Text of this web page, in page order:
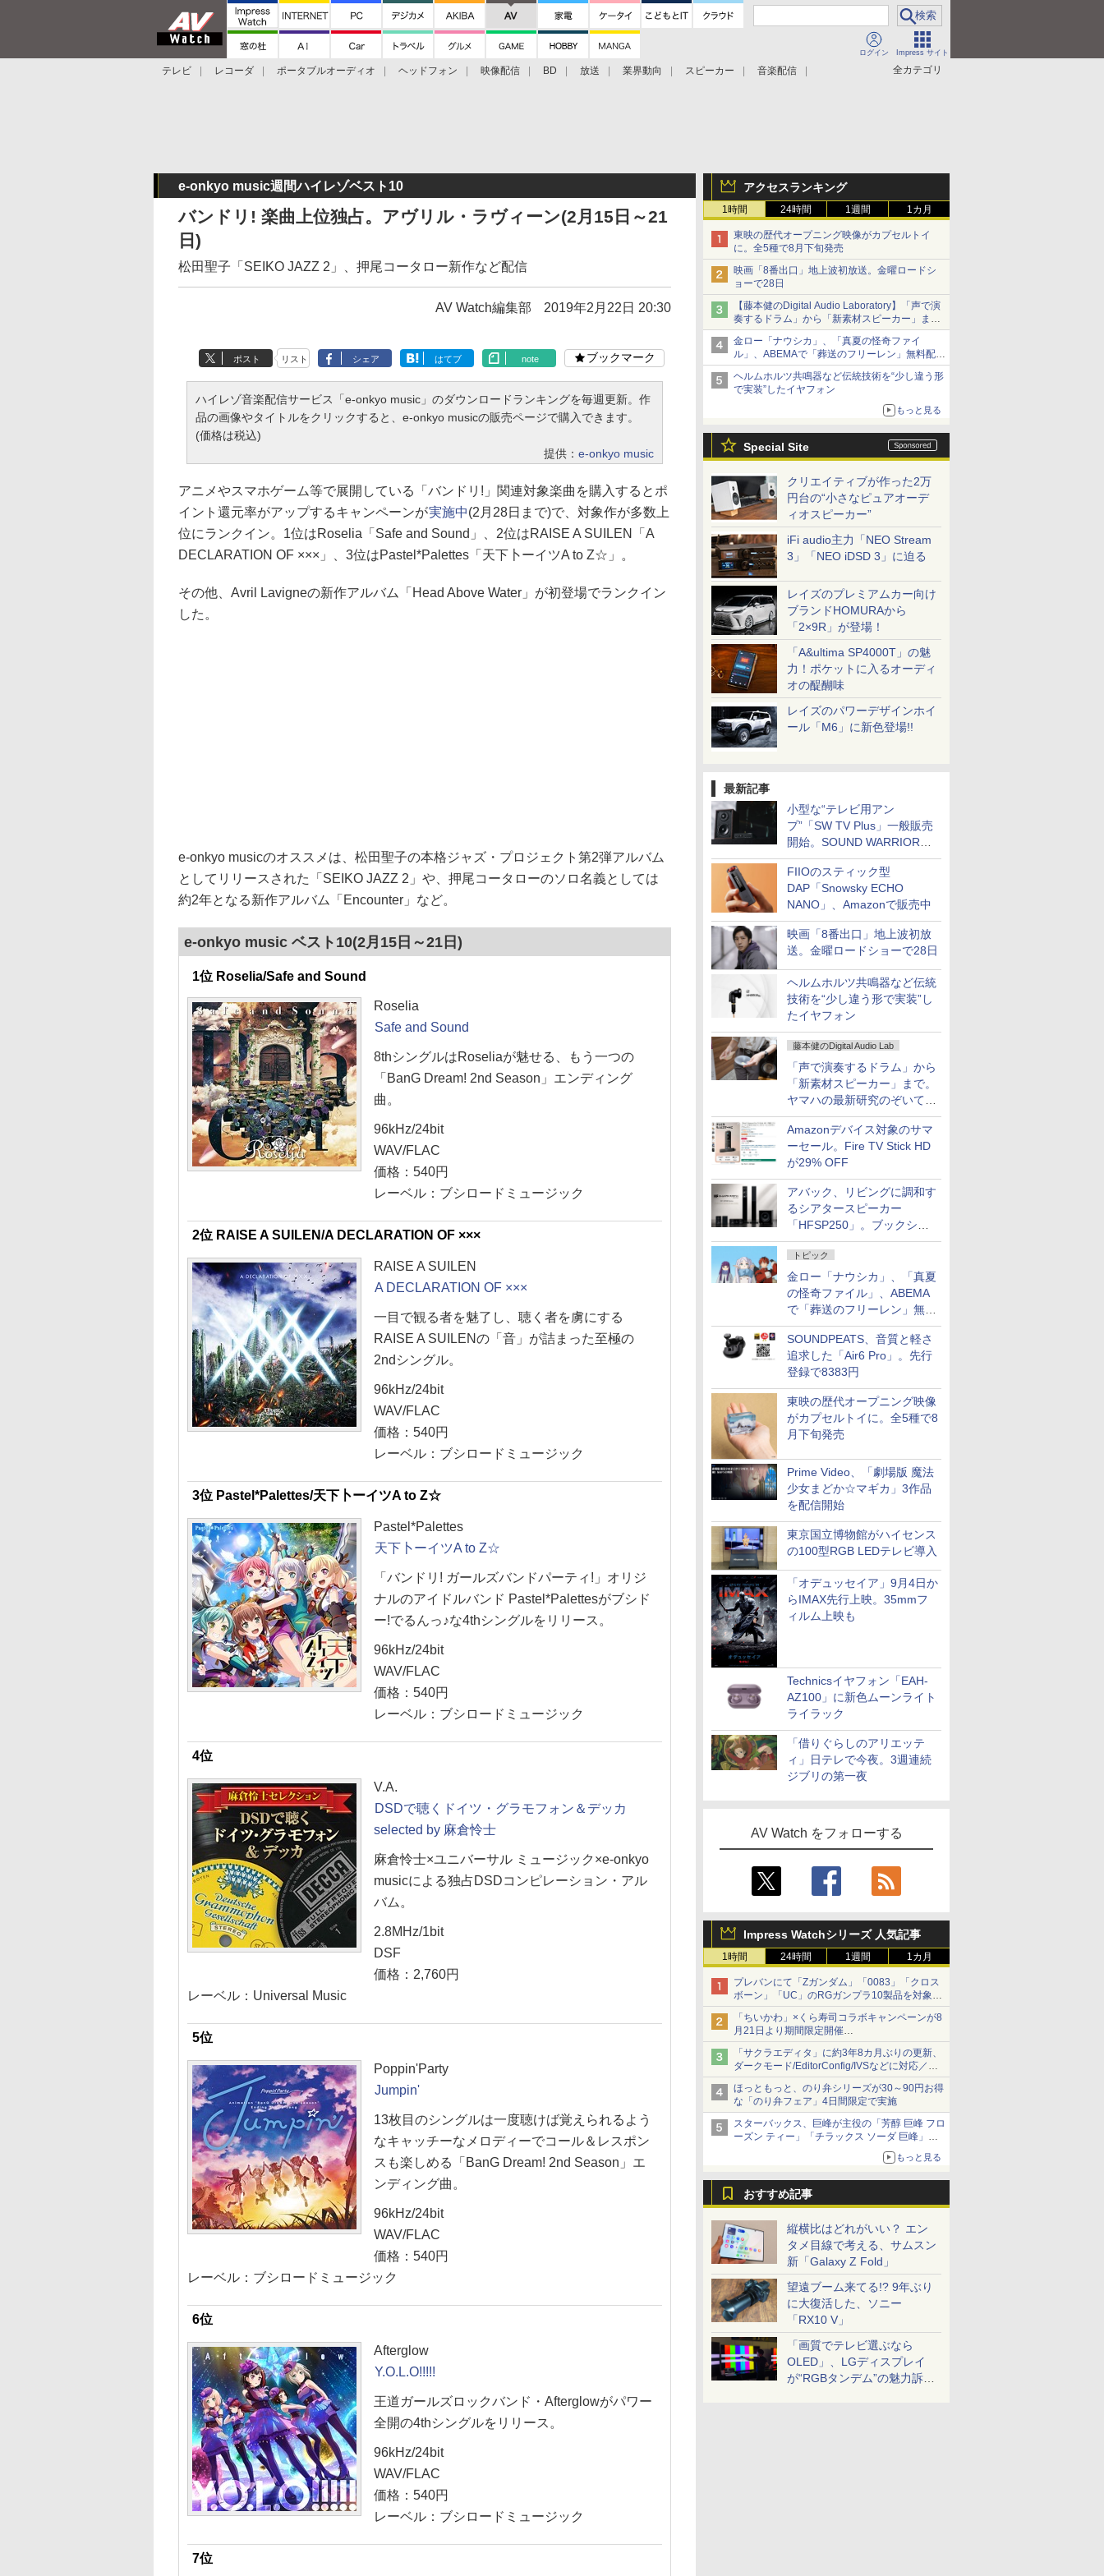
ログイン Impress サイト
全カテゴリ
テレビ レコーダ ポータブルオーディオ ヘッドフォン 映像配信 BD 放送 業界動向 スピーカー
音楽配信
アクセスランキング
1時間 24時間 1週間 1カ月
東映の歴代オープニング映像がカプセルトイ
に。全5種で8月下旬発売
映画「8番出口」地上波初放送。金曜ロードシ
ョーで28日
【藤本健のDigital Audio Laboratory】「声で演
奏するドラム」から「新素材スピーカー」ま
で。ヤマハの最新研究のぞいてきた
金ロー「ナウシカ」、「真夏の怪奇ファイ
ル」、ABEMAで「葬送のフリーレン」無料配信
など。夏の特番・配信情報
ヘルムホルツ共鳴器など伝統技術を“少し違う形
で実装”したイヤフォン
もっと見る
Special Site
クリエイティブが作った2万
円台の“小さなピュアオーデ
ィオスピーカー”
iFi audio主力「NEO Stream
3」「NEO iDSD 3」に迫る
レイズのプレミアムカー向け
ブランドHOMURAから
「2×9R」が登場！
「A&ultima SP4000T」の魅
力！ポケットに入るオーディ
オの醍醐味
レイズのパワーデザインホイ
ール「M6」に新色登場!!
最新記事
小型な“テレビ用アン
プ”「SW TV Plus」一般販売
開始。SOUND WARRIORか
ら
FIIOのスティック型
DAP「Snowsky ECHO
NANO」、Amazonで販売中
映画「8番出口」地上波初放
送。金曜ロードショーで28日
ヘルムホルツ共鳴器など伝統
技術を“少し違う形で実装”し
たイヤフォン
藤本健のDigital Audio Lab
「声で演奏するドラム」から
「新素材スピーカー」まで。
ヤマハの最新研究のぞいてき
た
Amazonデバイス対象のサマ
ーセール。Fire TV Stick HD
が29% OFF
アバック、リビングに調和す
るシアタースピーカー
「HFSP250」。ブックシェ
ルフはペア3万円以下
トピック
金ロー「ナウシカ」、「真夏
の怪奇ファイル」、ABEMA
で「葬送のフリーレン」無料
配信など。夏の特番・配信情
報
SOUNDPEATS、音質と軽さ
追求した「Air6 Pro」。先行
登録で8383円
東映の歴代オープニング映像
がカプセルトイに。全5種で8
月下旬発売
Prime Video、「劇場版 魔法
少女まどか☆マギカ」3作品
を配信開始
東京国立博物館がハイセンス
の100型RGB LEDテレビ導入
「オデュッセイア」9月4日か
らIMAX先行上映。35mmフ
ィルム上映も
Technicsイヤフォン「EAH-
AZ100」に新色ムーンライト
ライラック
「借りぐらしのアリエッテ
ィ」日テレで今夜。3週連続
ジブリの第一夜
AV Watch をフォローする
Impress Watchシリーズ 人気記事
1時間 24時間 1週間 1カ月
プレバンにて「Zガンダム」「0083」「クロス
ボーン」「UC」のRGガンプラ10製品を対象に
した抽選販売が8月10日11時より実施！
「ちいかわ」×くら寿司コラボキャンペーンが8
月21日より期間限定開催
オリジナルの湯呑みや寿司皿が景品に登場！
「サクラエディタ」に約3年8カ月ぶりの更新、
ダークモード/EditorConfig/IVSなどに対応／複
数の脆弱性に対処したセキュリティアップデー
ト
ほっともっと、のり弁シリーズが30～90円お得
な「のり弁フェア」4日間限定で実施
スターバックス、巨峰が主役の「芳醇 巨峰 フロ
ーズン ティー」「チラックス ソーダ 巨峰」発
もっと見る
おすすめ記事
縦横比はどれがいい？ エン
タメ目線で考える、サムスン
新「Galaxy Z Fold」
望遠ブーム来てる!? 9年ぶり
に大復活した、ソニー
「RX10 V」
「画質でテレビ選ぶなら
OLED」、LGディスプレイ
が“RGBタンデム”の魅力訴
e-onkyo music週間ハイレゾベスト10
バンドリ! 楽曲上位独占。アヴリル・ラヴィーン(2月15日～21
日)
松田聖子「SEIKO JAZZ 2」、押尾コータロー新作など配信
AV Watch編集部 2019年2月22日 20:30
ポスト リスト シェア はてブ note ブックマーク
ハイレゾ音楽配信サービス「e-onkyo music」のダウンロードランキングを毎週更新。作
品の画像やタイトルをクリックすると、e-onkyo musicの販売ページで購入できます。
(価格は税込)
提供： e-onkyo music
アニメやスマホゲーム等で展開している「バンドリ!」関連対象楽曲を購入するとポ
イント還元率がアップするキャンペーンが実施中(2月28日まで)で、対象作が多数上
位にランクイン。1位はRoselia「Safe and Sound」、2位はRAISE A SUILEN「A
DECLARATION OF ×××」、3位はPastel*Palettes「天下卜ーイツA to Z☆」。
その他、Avril Lavigneの新作アルバム「Head Above Water」が初登場でランクイン
した。
e-onkyo musicのオススメは、松田聖子の本格ジャズ・プロジェクト第2弾アルバム
としてリリースされた「SEIKO JAZZ 2」や、押尾コータローのソロ名義としては
約2年となる新作アルバム「Encounter」など。
e-onkyo music ベスト10(2月15日～21日)
1位 Roselia/Safe and Sound
Roselia
Safe and Sound
8thシングルはRoseliaが魅せる、もう一つの
「BanG Dream! 2nd Season」エンディング
曲。
96kHz/24bit
WAV/FLAC
価格：540円
レーベル：ブシロードミュージック
2位 RAISE A SUILEN/A DECLARATION OF ×××
RAISE A SUILEN
A DECLARATION OF ×××
一目で観る者を魅了し、聴く者を虜にする
RAISE A SUILENの「音」が詰まった至極の
2ndシングル。
96kHz/24bit
WAV/FLAC
価格：540円
レーベル：ブシロードミュージック
3位 Pastel*Palettes/天下卜ーイツA to Z☆
Pastel*Palettes
天下卜ーイツA to Z☆
「バンドリ! ガールズバンドパーティ!」オリジ
ナルのアイドルバンド Pastel*Palettesがブシド
ー!でるんっ♪な4thシングルをリリース。
96kHz/24bit
WAV/FLAC
価格：540円
レーベル：ブシロードミュージック
4位
V.A.
DSDで聴くドイツ・グラモフォン＆デッカ
selected by 麻倉怜士
麻倉怜士×ユニバーサル ミュージック×e-onkyo
musicによる独占DSDコンピレーション・アル
バム。
2.8MHz/1bit
DSF
価格：2,760円
レーベル：Universal Music
5位
Poppin'Party
Jumpin'
13枚目のシングルは一度聴けば覚えられるよう
なキャッチーなメロディーでコール＆レスポン
スも楽しめる「BanG Dream! 2nd Season」エ
ンディング曲。
96kHz/24bit
WAV/FLAC
価格：540円
レーベル：ブシロードミュージック
6位
Afterglow
Y.O.L.O!!!!!
王道ガールズロックバンド・Afterglowがパワー
全開の4thシングルをリリース。
96kHz/24bit
WAV/FLAC
価格：540円
レーベル：ブシロードミュージック
7位